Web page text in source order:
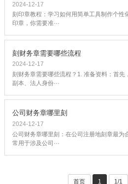
2024-12-17
刻印章教程：学习如何用简单工具制作个性
印章，你需要准···
刻财务章需要哪些流程
2024-12-17
刻财务章需要哪些流程？1. 准备资料：首先
副本、法人身份···
公司财务章哪里刻
2024-12-17
公司财务章哪里刻：在公司注册地刻章最为
常用于涉及公司···
首页 1 1/1